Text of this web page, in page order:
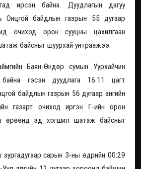
ирсэн байна. Дуудлагын дагуу
Онцгой байдлын газрын 55 дугаар
очиход орон сууцны цахилгаан
байсныг шуурхай унтраажээ.
Баян-Өндөр сумын Уурхайчин
гэсэн дуудлага 16:11 цагт
байдлын газрын 56 дугаар ангийн
газарт очиход иргэн Г-ийн орон
өрөөнд эд хогшил шатаж байсныг
сарын 3-ны өдрийн 00:29